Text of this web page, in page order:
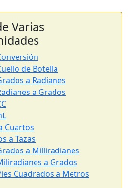
Varias
de Botella
a Radianes
a Grados
Cuartos
a Tazas
a Milliradianes
a Grados
Cuadrados a Metros